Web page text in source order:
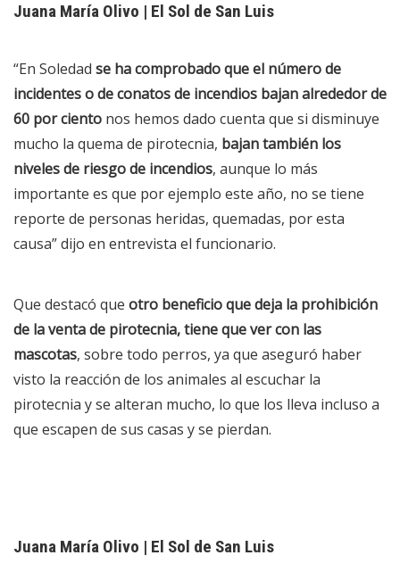
Juana María Olivo | El Sol de San Luis
“En Soledad se ha comprobado que el número de
incidentes o de conatos de incendios bajan alrededor de
60 por ciento nos hemos dado cuenta que si disminuye
mucho la quema de pirotecnia, bajan también los
niveles de riesgo de incendios, aunque lo más
importante es que por ejemplo este año, no se tiene
reporte de personas heridas, quemadas, por esta
causa” dijo en entrevista el funcionario.
Que destacó que otro beneficio que deja la prohibición
de la venta de pirotecnia, tiene que ver con las
mascotas, sobre todo perros, ya que aseguró haber
visto la reacción de los animales al escuchar la
pirotecnia y se alteran mucho, lo que los lleva incluso a
que escapen de sus casas y se pierdan.
Juana María Olivo | El Sol de San Luis